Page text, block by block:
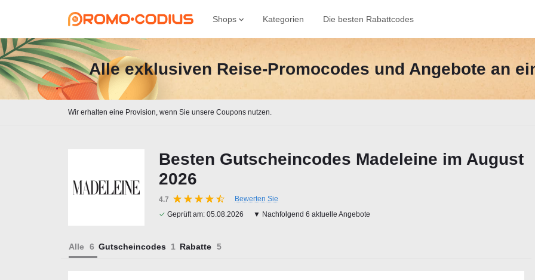
Shops Kategorien Die besten Rabattcodes
Alle exklusiven Reise-Promocodes und Angebote an
Wir erhalten eine Provision, wenn Sie unsere Coupons nutzen.
Besten Gutscheincodes Madeleine im August
2026
4.7
Bewerten Sie
✓ Geprüft am: 05.08.2026 ▼ Nachfolgend 6 aktuelle Angebote
Alle Gutscheincodes Rabatte